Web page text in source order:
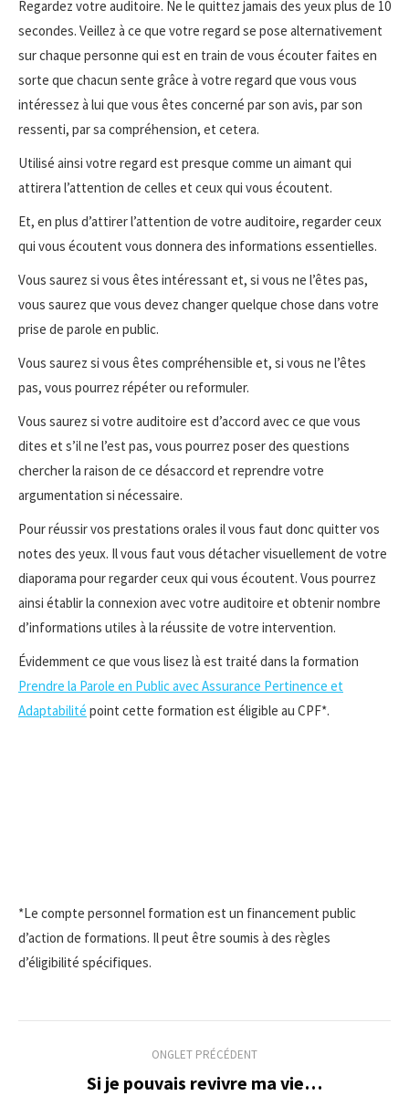
Regardez votre auditoire. Ne le quittez jamais des yeux plus de 10
secondes. Veillez à ce que votre regard se pose alternativement
sur chaque personne qui est en train de vous écouter faites en
sorte que chacun sente grâce à votre regard que vous vous
intéressez à lui que vous êtes concerné par son avis, par son
ressenti, par sa compréhension, et cetera.
Utilisé ainsi votre regard est presque comme un aimant qui
attirera l’attention de celles et ceux qui vous écoutent.
Et, en plus d’attirer l’attention de votre auditoire, regarder ceux
qui vous écoutent vous donnera des informations essentielles.
Vous saurez si vous êtes intéressant et, si vous ne l’êtes pas,
vous saurez que vous devez changer quelque chose dans votre
prise de parole en public.
Vous saurez si vous êtes compréhensible et, si vous ne l’êtes
pas, vous pourrez répéter ou reformuler.
Vous saurez si votre auditoire est d’accord avec ce que vous
dites et s’il ne l’est pas, vous pourrez poser des questions
chercher la raison de ce désaccord et reprendre votre
argumentation si nécessaire.
Pour réussir vos prestations orales il vous faut donc quitter vos
notes des yeux. Il vous faut vous détacher visuellement de votre
diaporama pour regarder ceux qui vous écoutent. Vous pourrez
ainsi établir la connexion avec votre auditoire et obtenir nombre
d’informations utiles à la réussite de votre intervention.
Évidemment ce que vous lisez là est traité dans la formation
Prendre la Parole en Public avec Assurance Pertinence et
Adaptabilité point cette formation est éligible au CPF*.
*Le compte personnel formation est un financement public
d’action de formations. Il peut être soumis à des règles
d’éligibilité spécifiques.
ONGLET PRÉCÉDENT
Onglet
Si je pouvais revivre ma vie…